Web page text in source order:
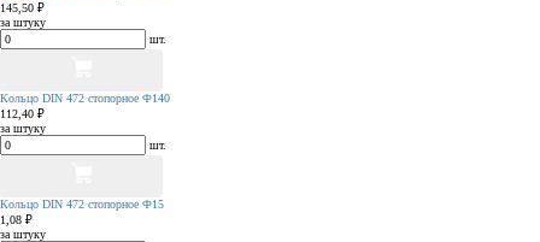
145,50 ₽
за штуку
шт.
Кольцо DIN 472 стопорное Ф140
112,40 ₽
за штуку
шт.
Кольцо DIN 472 стопорное Ф15
1,08 ₽
за штуку